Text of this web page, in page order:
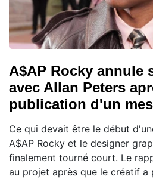
A$AP Rocky annule
avec Allan Peters
publication d'un
Ce qui devait être le début
A$AP Rocky et le designer
finalement tourné court. Le
au projet après que le créatif a